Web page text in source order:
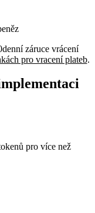
záruce vrácení
pro vracení plateb.
pro více než